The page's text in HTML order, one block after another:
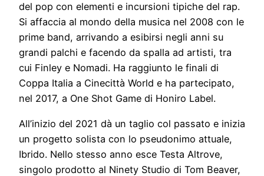
del pop con elementi e incursioni tipiche del rap.
Si affaccia al mondo della musica nel 2008 con le
prime band, arrivando a esibirsi negli anni su
grandi palchi e facendo da spalla ad artisti, tra
cui Finley e Nomadi. Ha raggiunto le finali di
Coppa Italia a Cinecittà World e ha partecipato,
nel 2017, a One Shot Game di Honiro Label.
All’inizio del 2021 dà un taglio col passato e inizia
un progetto solista con lo pseudonimo attuale,
Ibrido. Nello stesso anno esce Testa Altrove,
singolo prodotto al Ninety Studio di Tom Beaver,